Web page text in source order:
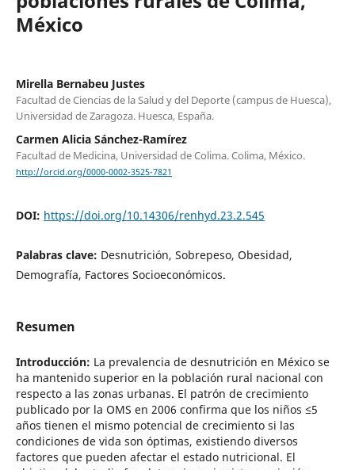
México
Mirella Bernabeu Justes
Facultad de Ciencias de la Salud y del Deporte (campus de Huesca),
Universidad de Zaragoza. Huesca, España.
Carmen Alicia Sánchez-Ramírez
Facultad de Medicina, Universidad de Colima. Colima, México.
http://orcid.org/0000-0002-3525-7821
DOI: https://doi.org/10.14306/renhyd.23.2.545
Palabras clave: Desnutrición, Sobrepeso, Obesidad,
Demografía, Factores Socioeconómicos.
Resumen
Introducción: La prevalencia de desnutrición en México se
ha mantenido superior en la población rural nacional con
respecto a las zonas urbanas. El patrón de crecimiento
publicado por la OMS en 2006 confirma que los niños ≤5
años tienen el mismo potencial de crecimiento si las
condiciones de vida son óptimas, existiendo diversos
factores que pueden afectar el estado nutricional. El